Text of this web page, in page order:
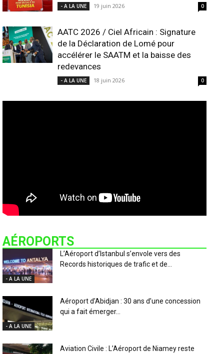
- A LA UNE 19 juin 2026 0
AATC 2026 / Ciel Africain : Signature
de la Déclaration de Lomé pour
accélérer le SAATM et la baisse des
redevances
- A LA UNE 18 juin 2026 0
AÉROPORTS
- A LA UNE
L’Aéroport d’Istanbul s’envole vers des
Records historiques de trafic et de...
- A LA UNE
Aéroport d’Abidjan : 30 ans d’une concession
qui a fait émerger...
Aviation Civile : L’Aéroport de Niamey reste